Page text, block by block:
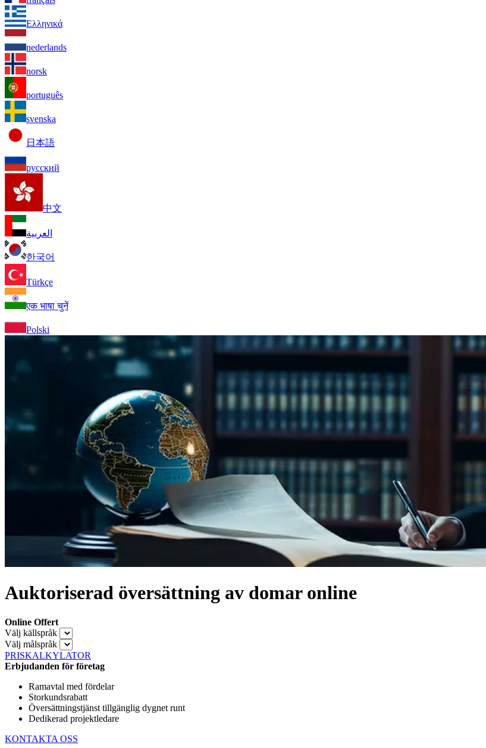
Ελληνικά
nederlands
norsk
português
svenska
日本語
русский
中文
العربية
한국어
Türkçe
एक भाषा चुनें
Polski
Auktoriserad översättning av domar online
Online Offert
Välj källspråk
Välj målspråk
PRISKALKYLATOR
Erbjudanden för företag
Ramavtal med fördelar
Storkundsrabatt
Översättningstjänst tillgänglig dygnet runt
Dedikerad projektledare
KONTAKTA OSS